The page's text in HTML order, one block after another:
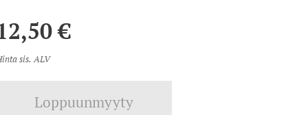
€
sis. ALV
Loppuunmyyty